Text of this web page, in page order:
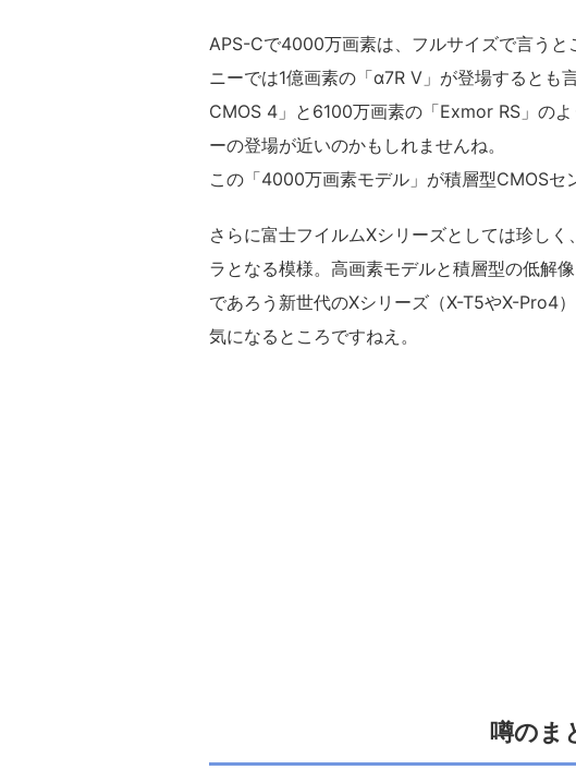
APS-Cで4000万画素は、フルサイズで言う
ニーでは1億画素の「α7R V」が登場すると
CMOS 4」と6100万画素の「Exmor RS」の
ーの登場が近いのかもしれませんね。
この「4000万画素モデル」が積層型CMOSセ
さらに富士フイルムXシリーズとしては珍し
ラとなる模様。高画素モデルと積層型の低解
であろう新世代のXシリーズ（X-T5やX-Pro4
気になるところですねえ。
噂のま